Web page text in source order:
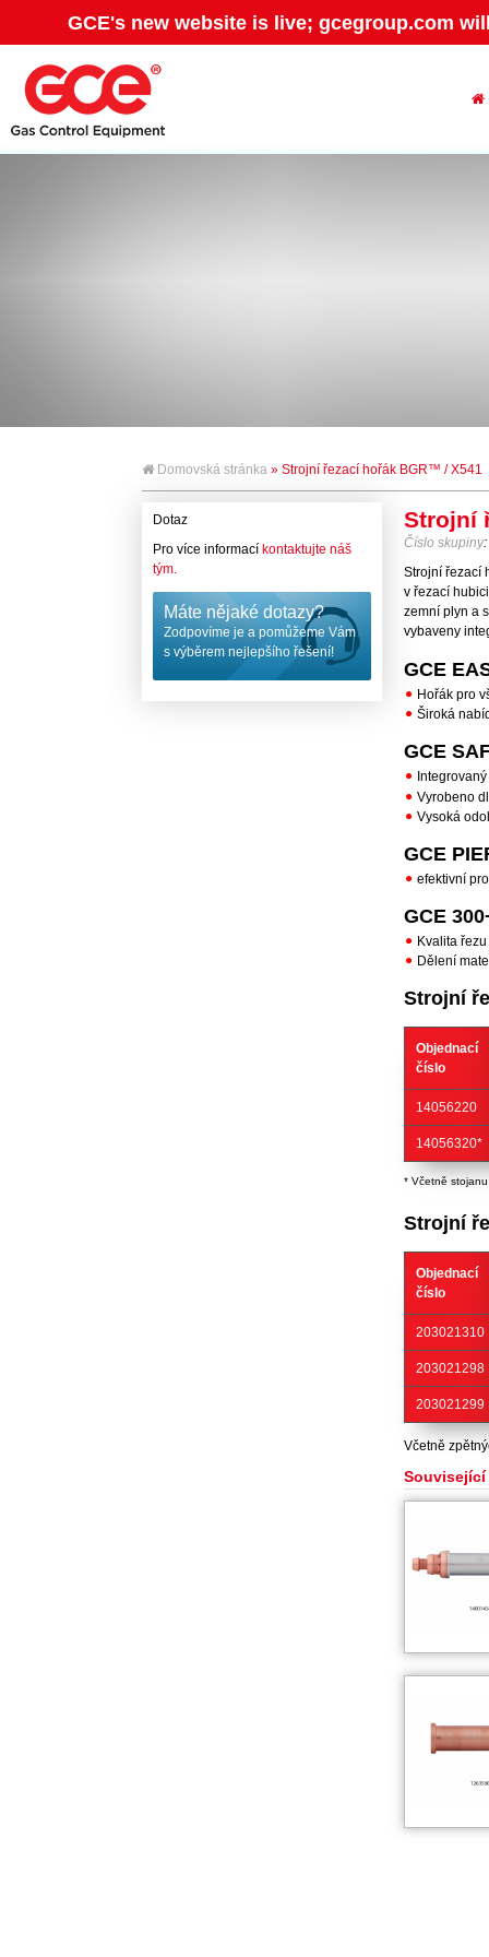
GCE's new website is live; gcegroup.com
Domovská stránka » Strojní řezací hořák BGR™ / X541
Dotaz
Pro více informací kontaktujte náš
tým.
Máte nějaké dotazy?
Zodpovíme je a pomůžeme Vám
s výběrem nejlepšího řešení!
Strojní
Číslo skupiny
Strojní řezací
v řezací
zemní plyn a
vybaveny
GCE
Hořák pro
Široká
GCE
Vyrobeno
Vysoká
GCE
efektivní
GCE
Kvalita
Dělení
Strojní
Objednací
číslo
14056220
14056320*
* Včetně
Strojní
Objednací
číslo
203021310
203021298
203021299
Včetně